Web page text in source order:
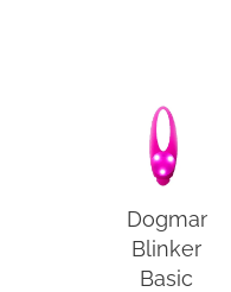
Dogman
Blinker
Basic